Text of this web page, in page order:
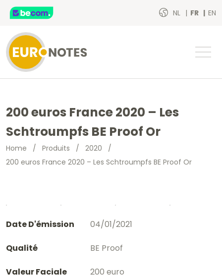
NL FR EN
200 euros France 2020 – Les
Schtroumpfs BE Proof Or
Home / Produits / 2020 /
200 euros France 2020 – Les Schtroumpfs BE Proof Or
Date D'émission 04/01/2021
Qualité BE Proof
Valeur Faciale 200 euro